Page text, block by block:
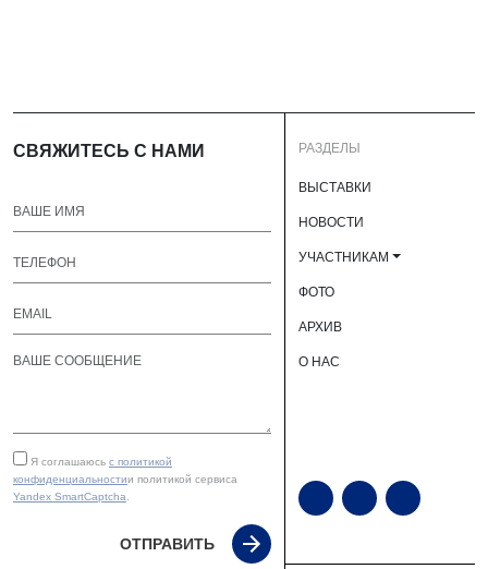
СВЯЖИТЕСЬ С НАМИ
Я соглашаюсь с политикой
конфиденциальностии политикой сервиса
Yandex SmartCaptcha
ОТПРАВИТЬ
РАЗДЕЛЫ
ВЫСТАВКИ
НОВОСТИ
УЧАСТНИКАМ
ФОТО
АРХИВ
О НАС